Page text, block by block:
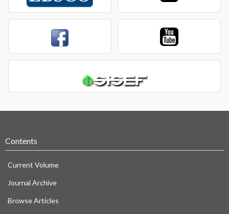
Contents
Current Volume
Journal Archive
Browse Articles